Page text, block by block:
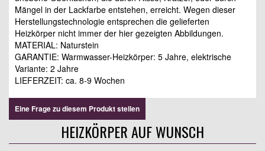
Mängel in der Lackfarbe entstehen, erreicht. Wegen dieser
Herstellungstechnologie entsprechen die gelieferten
Heizkörper nicht immer der hier gezeigten Abbildungen.
MATERIAL: Naturstein
GARANTIE: Warmwasser-Heizkörper: 5 Jahre, elektrische
Variante: 2 Jahre
LIEFERZEIT: ca. 8-9 Wochen
Eine Frage zu diesem Produkt stellen
HEIZKÖRPER AUF WUNSCH